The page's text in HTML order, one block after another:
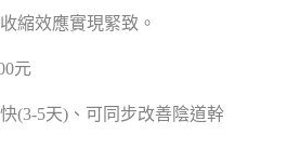
縮效應實現緊致。
元
(3-5天)、可同步改善陰道幹